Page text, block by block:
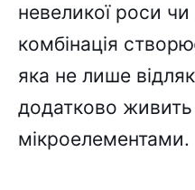
невеликої роси
комбінація
яка не лише
додатково
мікроелементами.